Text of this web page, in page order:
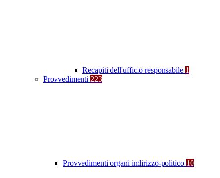
Recapiti dell'ufficio responsabile 1
Provvedimenti 223
Provvedimenti organi indirizzo-politico 10